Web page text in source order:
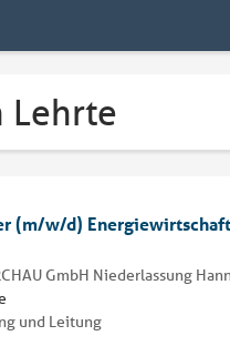
Lehrte
(m/w/d)
GmbH Niederlassung
und Leitung